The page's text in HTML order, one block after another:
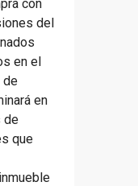
con
del
en el
de
en
de
que